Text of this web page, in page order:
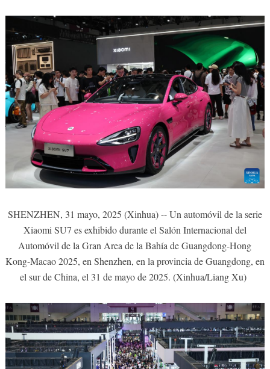
SHENZHEN, 31 mayo, 2025 (Xinhua) -- Un automóvil de la serie
Xiaomi SU7 es exhibido durante el Salón Internacional del
Automóvil de la Gran Area de la Bahía de Guangdong-Hong
Kong-Macao 2025, en Shenzhen, en la provincia de Guangdong, en
el sur de China, el 31 de mayo de 2025. (Xinhua/Liang Xu)